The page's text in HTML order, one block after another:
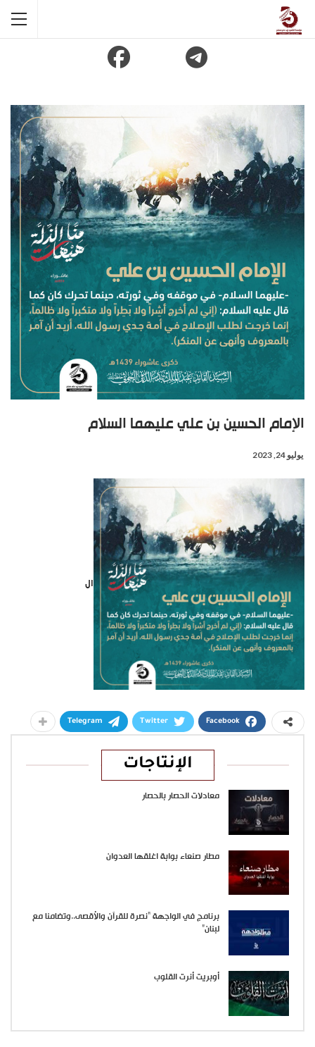
الإمام الحسين بن علي عليهما السلام
يوليو 24, 2023
ال
Facebook
Twitter
Telegram
الإنتاجات
معادلات الحصار بالحصار
مطار صنعاء بوابة اغلقها العدوان
برنامج في الواجهة “نصرة للقرآن والأقصى..وتضامنا مع
لبنان”
أوبريت أنرت القلوب